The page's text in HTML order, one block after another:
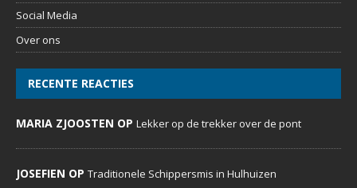
Social Media
Over ons
RECENTE REACTIES
MARIA ZJOOSTEN OP Lekker op de trekker over de pont
JOSEFIEN OP Traditionele Schippersmis in Hulhuizen